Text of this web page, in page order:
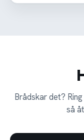
Brådskar det?
så